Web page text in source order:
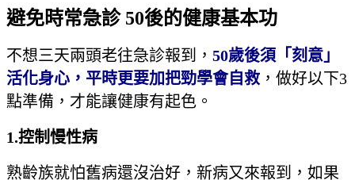
避免時常急診 50後的健康基本功
不想三天兩頭老往急診報到， 50歲後須「刻意」
活化身心，平時更要加把勁學會自救，做好以下3
點準備，才能讓健康有起色。
1.控制慢性病
熟齡族就怕舊病還沒治好，新病又來報到，如果